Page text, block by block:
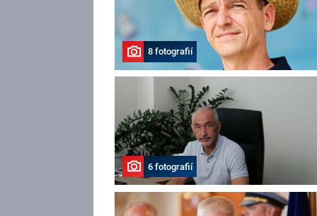
8 fotografií
6 fotografií